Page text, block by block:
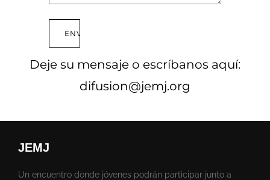
ENVIAR
Deje su mensaje o escríbanos aquí:
difusion@jemj.org
JEMJ
Un encuentro donde jóvenes podrán participar junto a